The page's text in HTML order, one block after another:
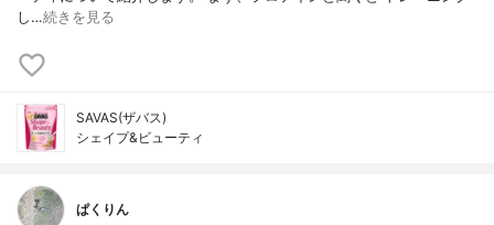
し…続きを見る
SAVAS(ザバス)
シェイプ&ビューティ
ぱくりん